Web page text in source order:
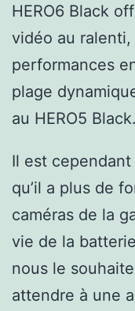
HERO6 Black
vidéo au
performances
plage
au HERO5 Black.
Il est
qu’il a plus de
caméras de la
vie de la
nous le
attendre à une